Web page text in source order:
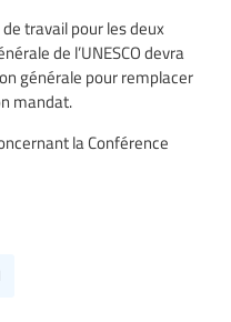
travail pour les deux
de l’UNESCO devra
générale pour remplacer
mandat.
la Conférence